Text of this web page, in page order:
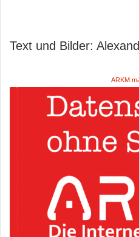
Text und Bilder: